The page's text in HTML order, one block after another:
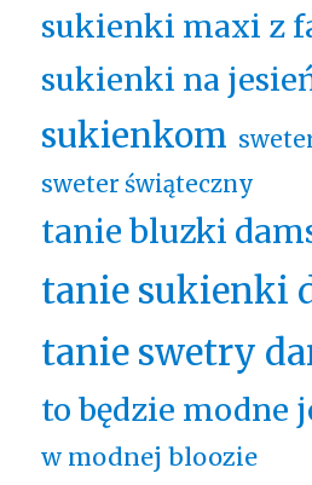
sukienki maxi z
sukienki na
sukienkom
sweter świąteczny
tanie bluzki
tanie sukienki
tanie swetry
to będzie modne
w modnej bloozie